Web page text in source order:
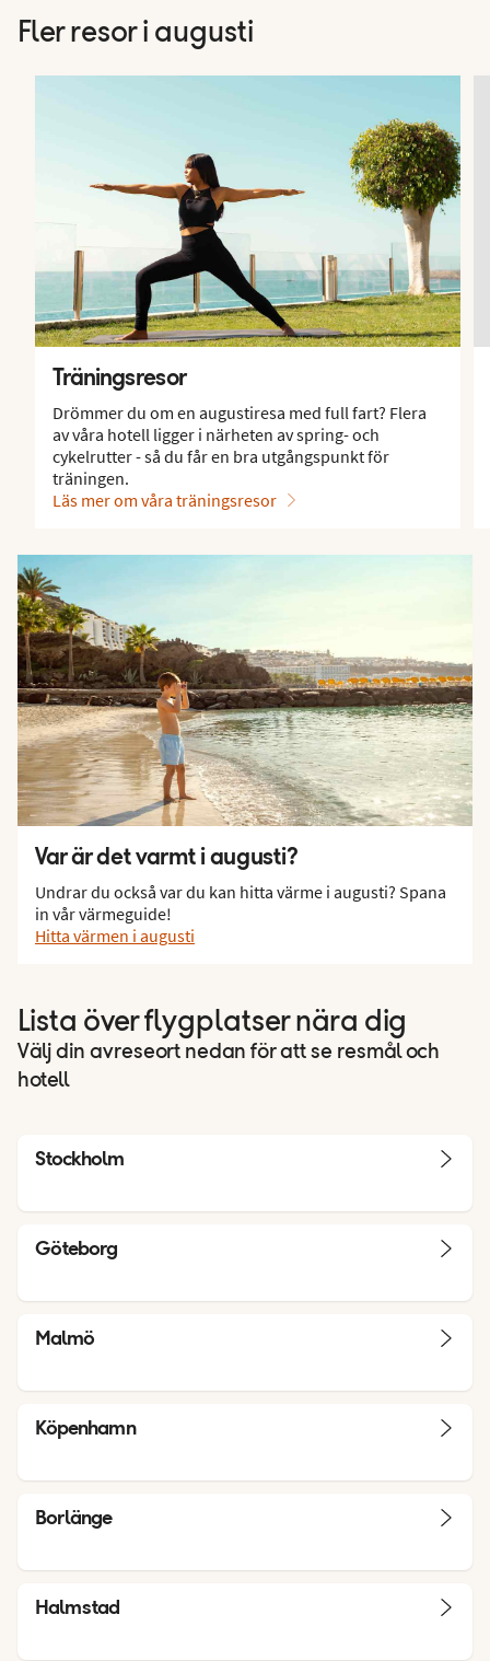
Fler resor i augusti
Träningsresor
Drömmer du om en augustiresa med full fart? Flera
av våra hotell ligger i närheten av spring- och
cykelrutter - så du får en bra utgångspunkt för
träningen.
Läs mer om våra träningsresor
Var är det varmt i augusti?
Undrar du också var du kan hitta värme i augusti? Spana
in vår värmeguide!
Hitta värmen i augusti
Lista över flygplatser nära dig
Välj din avreseort nedan för att se resmål och
hotell
Stockholm
Göteborg
Malmö
Köpenhamn
Borlänge
Halmstad